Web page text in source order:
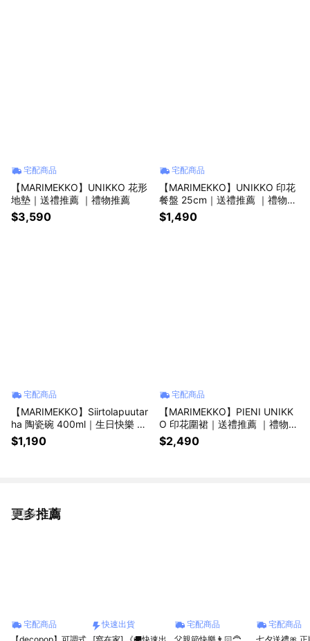
宅配商品
【MARIMEKKO】UNIKKO 花形
地墊｜送禮推薦 ｜禮物推薦
$3,590
宅配商品
【MARIMEKKO】UNIKKO 印花
餐盤 25cm｜送禮推薦 ｜禮物推
薦
$1,490
宅配商品
【MARIMEKKO】Siirtolapuutar
ha 陶瓷碗 400ml｜生日快樂 ｜
生日禮物
$1,190
宅配商品
【MARIMEKKO】PIENI UNIKK
O 印花圍裙｜送禮推薦 ｜禮物推
薦
$2,490
更多推薦
看更多
宅配商品
快速出貨
宅配商品
宅配商品